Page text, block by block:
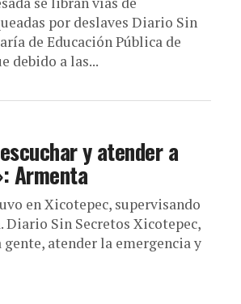
por deslaves Diario Sin
de Educación Pública de
debido a las...
y atender a
Armenta
en Xicotepec, supervisando
Diario Sin Secretos Xicotepec,
gente, atender la emergencia y